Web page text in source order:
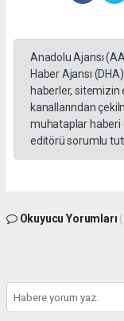
Anadolu Ajansı
Haber Ajansı
haberler,
kanallarından
muhataplar haberi
editörü sorumlu
Okuyucu Yorumları